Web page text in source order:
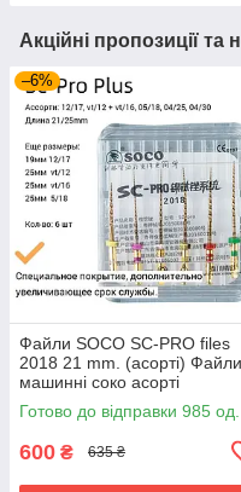
Акційні пропозиції та
–6%
Файли SOCO SC-PRO files
2018 21 mm. (асорті) Файли
машинні соко асорті
Готово до відправки 985 од.
600 ₴ 635 ₴